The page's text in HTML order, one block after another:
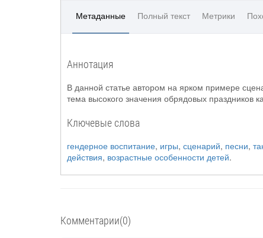
Метаданные Полный текст Метрики
Аннотация
В данной статье автором на ярком примере
тема высокого значения обрядовых праздников
Ключевые слова
гендерное воспитание, игры, сценарий, песни,
действия, возрастные особенности детей.
Комментарии(0)